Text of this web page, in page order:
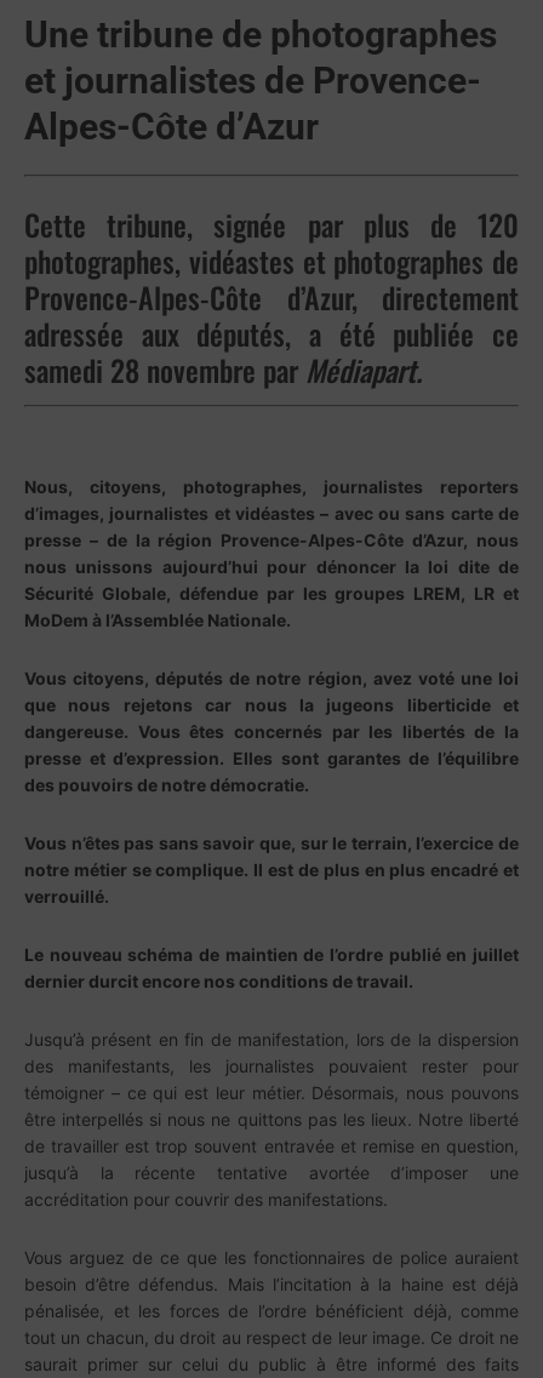
Une tribune de photographes
et journalistes de Provence-
Alpes-Côte d’Azur
Cette tribune, signée par plus de 120
photographes, vidéastes et photographes de
Provence-Alpes-Côte d’Azur, directement
adressée aux députés, a été publiée ce
samedi 28 novembre par Médiapart.
Nous, citoyens, photographes, journalistes reporters
d’images, journalistes et vidéastes – avec ou sans carte de
presse – de la région Provence-Alpes-Côte d’Azur, nous
nous unissons aujourd’hui pour dénoncer la loi dite de
Sécurité Globale, défendue par les groupes LREM, LR et
MoDem à l’Assemblée Nationale.
Vous citoyens, députés de notre région, avez voté une loi
que nous rejetons car nous la jugeons liberticide et
dangereuse. Vous êtes concernés par les libertés de la
presse et d’expression. Elles sont garantes de l’équilibre
des pouvoirs de notre démocratie.
Vous n’êtes pas sans savoir que, sur le terrain, l’exercice de
notre métier se complique. Il est de plus en plus encadré et
verrouillé.
Le nouveau schéma de maintien de l’ordre publié en juillet
dernier durcit encore nos conditions de travail.
Jusqu’à présent en fin de manifestation, lors de la dispersion
des manifestants, les journalistes pouvaient rester pour
témoigner – ce qui est leur métier. Désormais, nous pouvons
être interpellés si nous ne quittons pas les lieux. Notre liberté
de travailler est trop souvent entravée et remise en question,
jusqu’à la récente tentative avortée d’imposer une
accréditation pour couvrir des manifestations.
Vous arguez de ce que les fonctionnaires de police auraient
besoin d’être défendus. Mais l’incitation à la haine est déjà
pénalisée, et les forces de l’ordre bénéficient déjà, comme
tout un chacun, du droit au respect de leur image. Ce droit ne
saurait primer sur celui du public à être informé des faits